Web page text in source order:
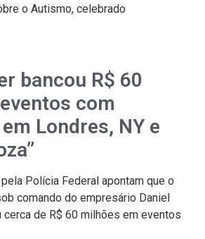
o Autismo, celebrado
bancou R$ 60
com
Londres, NY e
Polícia Federal apontam que o
comando do empresário Daniel
de R$ 60 milhões em eventos